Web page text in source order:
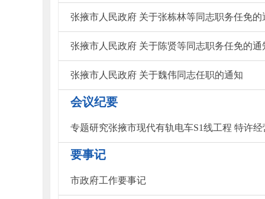
张掖市人民政府 关于张栋林等同志职务任免的
张掖市人民政府 关于陈贤等同志职务任免的通
张掖市人民政府 关于魏伟同志任职的通知
会议纪要
专题研究张掖市现代有轨电车S1线工程 特许
要事记
市政府工作要事记